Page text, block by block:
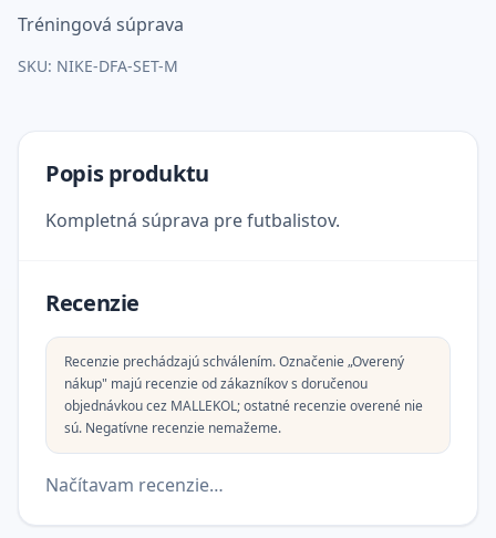
Tréningová súprava
SKU: NIKE-DFA-SET-M
Popis produktu
Kompletná súprava pre futbalistov.
Recenzie
Recenzie prechádzajú schválením. Označenie „Overený
nákup" majú recenzie od zákazníkov s doručenou
objednávkou cez MALLEKOL; ostatné recenzie overené nie
sú. Negatívne recenzie nemažeme.
Načítavam recenzie…